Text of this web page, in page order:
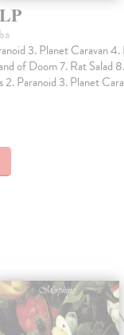
3. Planet Caravan
of Doom 7. Rat Salad
2. Paranoid 3. Planet